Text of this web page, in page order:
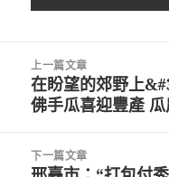
上一篇文章
上
一
文
章:
在盼望的郊野上
佛手瓜喜迎豐產
下一篇文章